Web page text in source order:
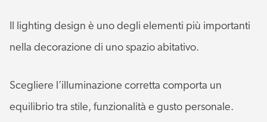
Il lighting design è uno degli elementi più importanti
nella decorazione di uno spazio abitativo.
Scegliere l’illuminazione corretta comporta un
equilibrio tra stile, funzionalità e gusto personale.